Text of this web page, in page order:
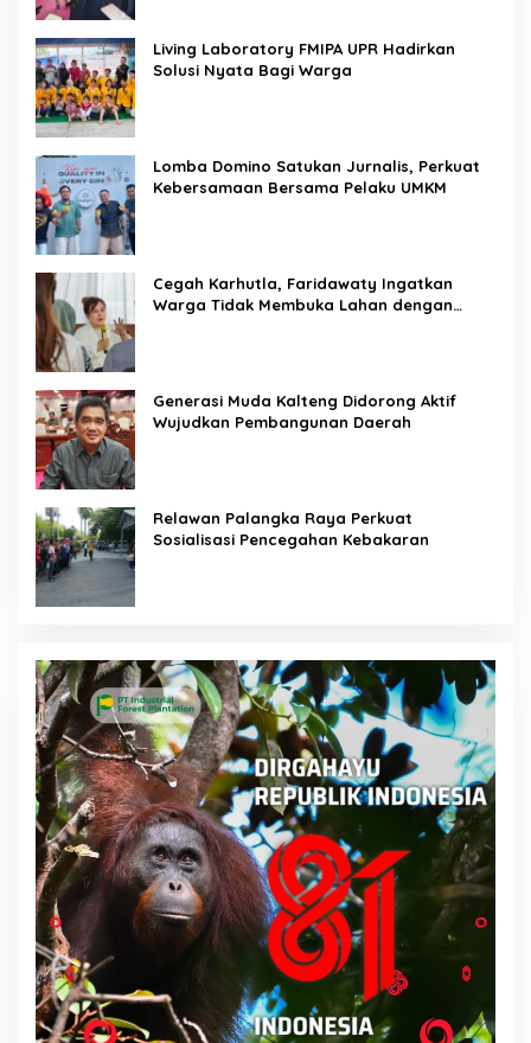
Living Laboratory FMIPA UPR Hadirkan
Solusi Nyata Bagi Warga
Lomba Domino Satukan Jurnalis, Perkuat
Kebersamaan Bersama Pelaku UMKM
Cegah Karhutla, Faridawaty Ingatkan
Warga Tidak Membuka Lahan dengan
Generasi Muda Kalteng Didorong Aktif
Wujudkan Pembangunan Daerah
Relawan Palangka Raya Perkuat
Sosialisasi Pencegahan Kebakaran